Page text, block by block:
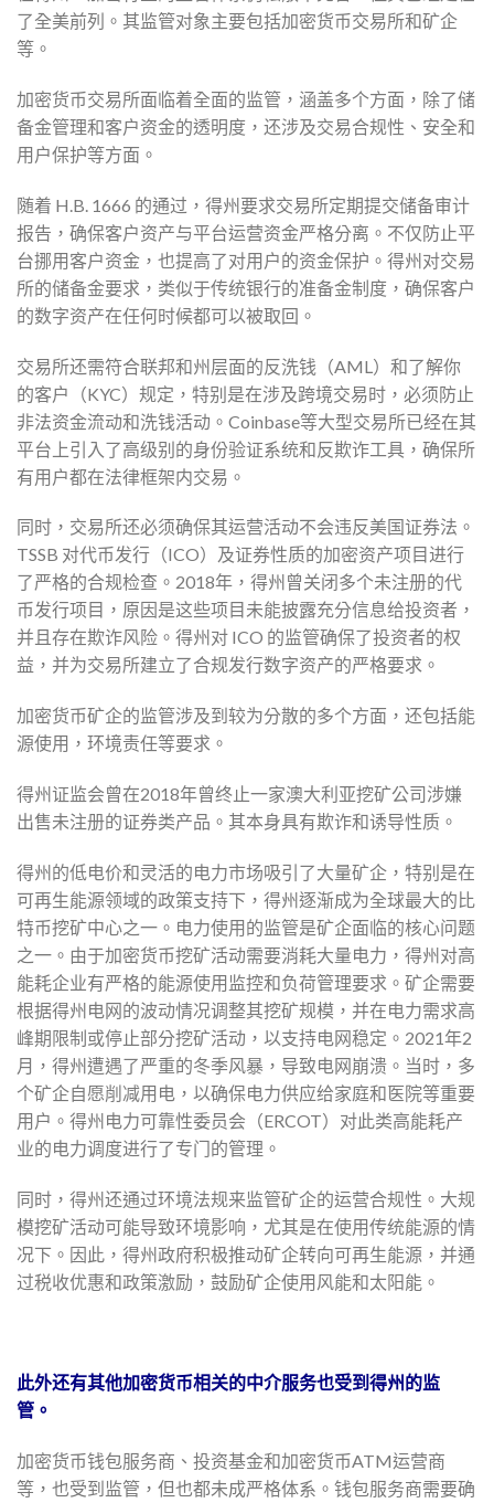
了全美前列。其监管对象主要包括加密货币交易所和矿企
等。
加密货币交易所面临着全面的监管，涵盖多个方面，除了储
备金管理和客户资金的透明度，还涉及交易合规性、安全和
用户保护等方面。
随着 H.B. 1666 的通过，得州要求交易所定期提交储备审计
报告，确保客户资产与平台运营资金严格分离。不仅防止平
台挪用客户资金，也提高了对用户的资金保护。得州对交易
所的储备金要求，类似于传统银行的准备金制度，确保客户
的数字资产在任何时候都可以被取回。
交易所还需符合联邦和州层面的反洗钱（AML）和了解你
的客户（KYC）规定，特别是在涉及跨境交易时，必须防止
非法资金流动和洗钱活动。Coinbase等大型交易所已经在其
平台上引入了高级别的身份验证系统和反欺诈工具，确保所
有用户都在法律框架内交易。
同时，交易所还必须确保其运营活动不会违反美国证券法。
TSSB 对代币发行（ICO）及证券性质的加密资产项目进行
了严格的合规检查。2018年，得州曾关闭多个未注册的代
币发行项目，原因是这些项目未能披露充分信息给投资者，
并且存在欺诈风险。得州对 ICO 的监管确保了投资者的权
益，并为交易所建立了合规发行数字资产的严格要求。
加密货币矿企的监管涉及到较为分散的多个方面，还包括能
源使用，环境责任等要求。
得州证监会曾在2018年曾终止一家澳大利亚挖矿公司涉嫌
出售未注册的证券类产品。其本身具有欺诈和诱导性质。
得州的低电价和灵活的电力市场吸引了大量矿企，特别是在
可再生能源领域的政策支持下，得州逐渐成为全球最大的比
特币挖矿中心之一。电力使用的监管是矿企面临的核心问题
之一。由于加密货币挖矿活动需要消耗大量电力，得州对高
能耗企业有严格的能源使用监控和负荷管理要求。矿企需要
根据得州电网的波动情况调整其挖矿规模，并在电力需求高
峰期限制或停止部分挖矿活动，以支持电网稳定。2021年2
月，得州遭遇了严重的冬季风暴，导致电网崩溃。当时，多
个矿企自愿削减用电，以确保电力供应给家庭和医院等重要
用户。得州电力可靠性委员会（ERCOT）对此类高能耗产
业的电力调度进行了专门的管理。
同时，得州还通过环境法规来监管矿企的运营合规性。大规
模挖矿活动可能导致环境影响，尤其是在使用传统能源的情
况下。因此，得州政府积极推动矿企转向可再生能源，并通
过税收优惠和政策激励，鼓励矿企使用风能和太阳能。
此外还有其他加密货币相关的中介服务也受到得州的监
管。
加密货币钱包服务商、投资基金和加密货币ATM运营商
等，也受到监管，但也都未成严格体系。钱包服务商需要确